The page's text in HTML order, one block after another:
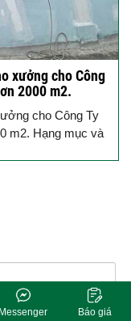
xưởng cho Công
2000 m2.
cho Công Ty
m2. Hạng mục và
Báo giá
Messenger